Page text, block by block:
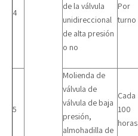
4
de la válvula
unidireccional
de alta presión
o no
Por
turno
5
Molienda de
válvula de
válvula de baja
presión,
almohadilla de
Cada
100
horas